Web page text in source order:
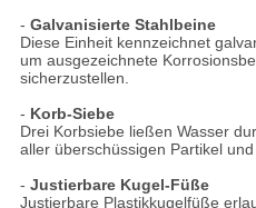
- Galvanisierte Stahlbeine
Diese Einheit kennzeichnet
um ausgezeichnete
sicherzustellen.
- Korb-Siebe
Drei Korbsiebe ließen Wasser
aller überschüssigen Partikel und
- Justierbare Kugel-Füße
Justierbare Plastikkugelfüße